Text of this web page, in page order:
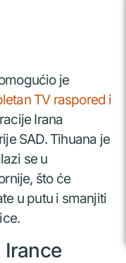
je
TV raspored i
Irana
SAD. Tihuana je
se u
što će
u putu i smanjiti
Irance